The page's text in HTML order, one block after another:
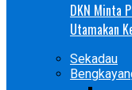
DKN Minta
Utamakan
Sekadau